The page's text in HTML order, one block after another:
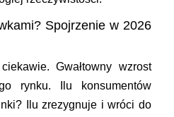
Spojrzenie w 2026
Gwałtowny wzrost
rynku. Ilu konsumentów
Ilu zrezygnuje i wróci do